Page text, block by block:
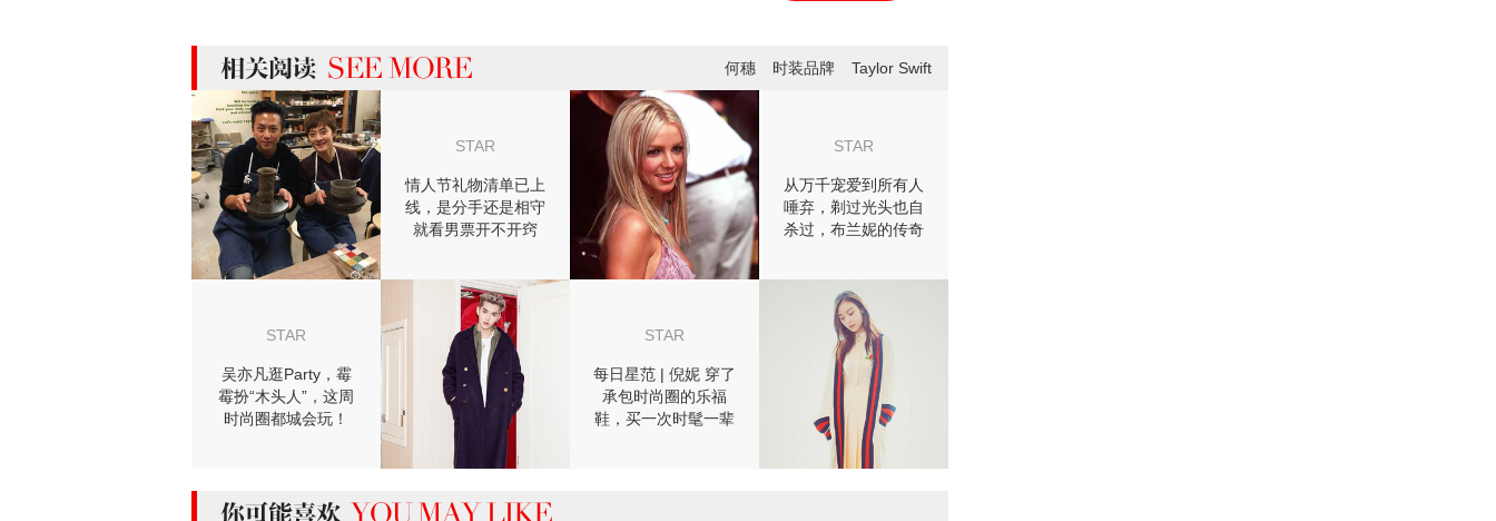
more 相关阅读
何穗 时装品牌 Taylor Swift
STAR
情人节礼物清单已上
线，是分手还是相守
就看男票开不开窍
STAR
从万千宠爱到所有人
唾弃，剃过光头也自
杀过，布兰妮的传奇
STAR
吴亦凡逛Party，霉
霉扮“木头人”，这周
时尚圈都城会玩！
STAR
每日星范 | 倪妮 穿了
承包时尚圈的乐福
鞋，买一次时髦一辈